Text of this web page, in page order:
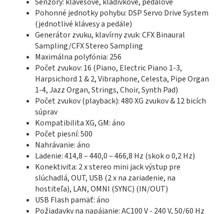
Pohonné jednotky pohybu: DSP Servo Drive System
(jednotlivé klávesy a pedále)
Generátor zvuku, klavírny zvuk:CFX Binaural
Sampling/CFX Stereo Sampling
Maximálna polyfónia: 256
Počet zvukov: 16 (Piano, Electric Piano 1-3,
Harpsichord 1 & 2, Vibraphone, Celesta, Pipe Organ
1-4, Jazz Organ, Strings, Choir, Synth Pad)
Počet zvukov (playback):480 XG zvukov & 12 bicích
súprav
Kompatibilita XG, GM: áno
Počet piesní: 500
Nahrávanie: áno
Ladenie:414,8 – 440,0 – 466,8 Hz (skok o 0,2 Hz)
Konektivita: 2 x stereo mini jack výstup pre
slúchadlá, OUT, USB (2 x na zariadenie, na
hostiteľa), LAN, OMNI (SYNC) (IN/OUT)
USB Flash pamäť: áno
Požiadavky na napájanie: AC100 V - 240 V, 50/60 Hz